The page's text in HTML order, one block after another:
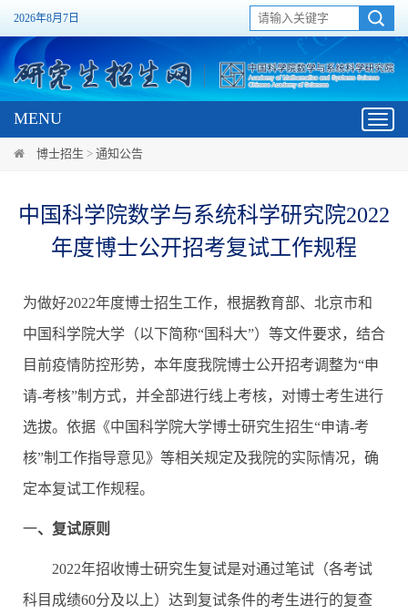
2026年8月7日
MENU
博士招生 > 通知公告
中国科学院数学与系统科学研究院2022
年度博士公开招考复试工作规程
为做好2022年度博士招生工作，根据教育部、北京市和
中国科学院大学（以下简称“国科大”）等文件要求，结合
目前疫情防控形势，本年度我院博士公开招考调整为“申
请-考核”制方式，并全部进行线上考核，对博士考生进行
选拔。依据《中国科学院大学博士研究生招生“申请-考
核”制工作指导意见》等相关规定及我院的实际情况，确
定本复试工作规程。
一、复试原则
2022年招收博士研究生复试是对通过笔试（各考试
科目成绩60分及以上）达到复试条件的考生进行的复查